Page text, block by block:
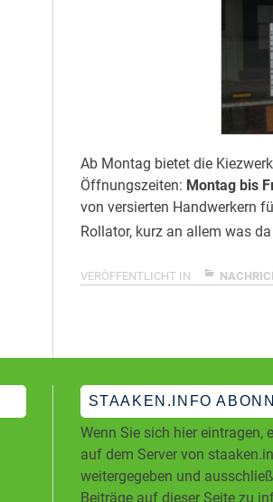
Ab Montag bietet die
Öffnungszeiten: Montag bis
von versierten Handwerkern
Rollator, kurz an allem was
VERÖFFENTLICHT IN
STAAKEN.INFO
Wenn Sie sich hier eintragen,
auf dem Server von
weitergegeben und
Beiträge auf dieser Seite zu